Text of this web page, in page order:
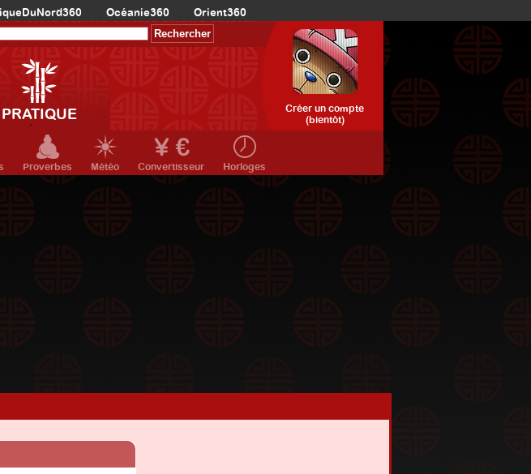
Océanie360 Orient360
PRATIQUE
Créer un compte
(bientôt)
Proverbes Météo Convertisseur Horloges